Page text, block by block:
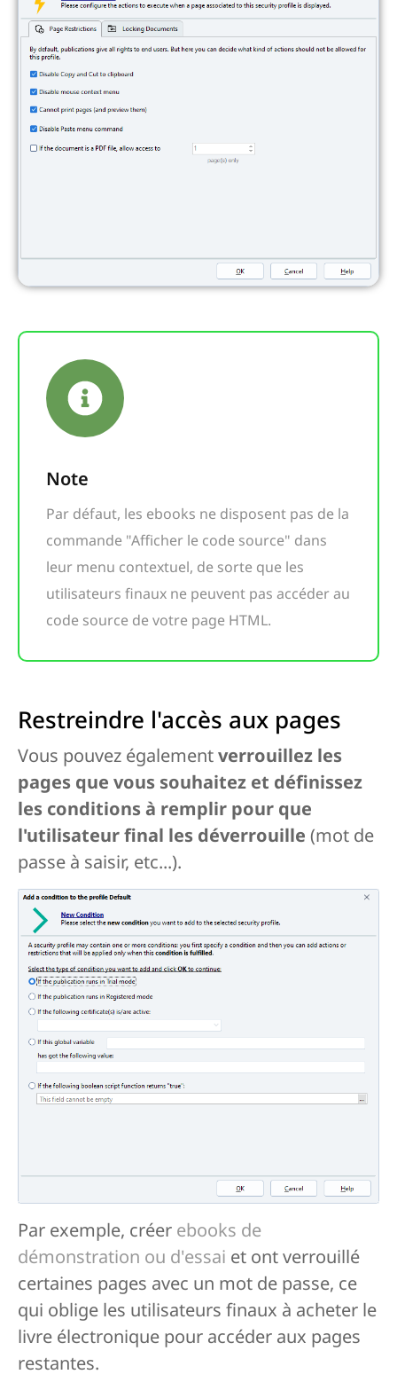
Note
Par défaut, les ebooks ne disposent pas de la
commande "Afficher le code source" dans
leur menu contextuel, de sorte que les
utilisateurs finaux ne peuvent pas accéder au
code source de votre page HTML.
Restreindre l'accès aux pages
Vous pouvez égalementverrouillez les
pages que vous souhaitez et définissez
les conditions à remplir pour que
l'utilisateur final les déverrouille (mot de
passe à saisir, etc...).
Par exemple, créer ebooks de
démonstration ou d'essai et ont verrouillé
certaines pages avec un mot de passe, ce
qui oblige les utilisateurs finaux à acheter le
livre électronique pour accéder aux pages
restantes.